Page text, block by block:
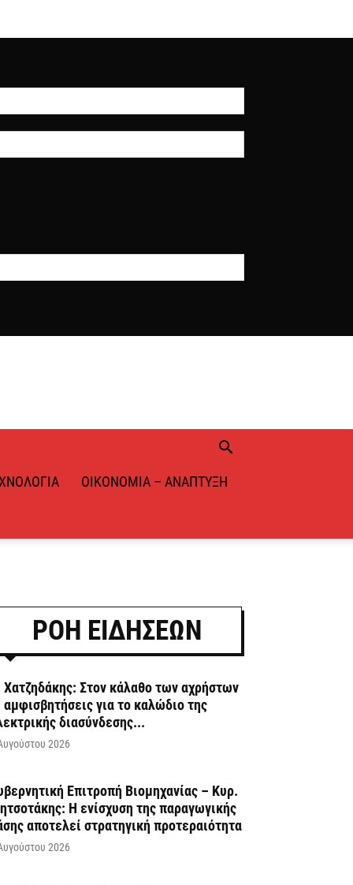
ΟΙΚΟΝΟΜΊΑ – ΑΝΆΠΤΥΞΗ
ΡΟΗ ΕΙΔΗΣΕΩΝ
Χατζηδάκης: Στον κάλαθο των αχρήστων
αμφισβητήσεις για το καλώδιο της
διασύνδεσης...
2026
Επιτροπή Βιομηχανίας – Κυρ.
Η ενίσχυση της παραγωγικής
αποτελεί στρατηγική προτεραιότητα
2026